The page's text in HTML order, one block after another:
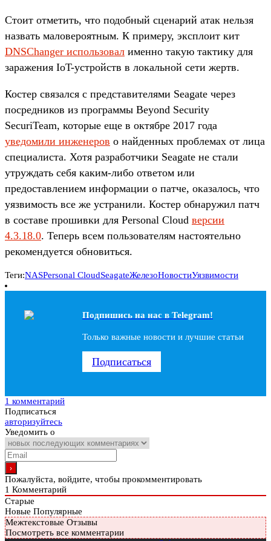
Стоит отметить, что подобный сценарий атак нельзя
назвать маловероятным. К примеру, эксплоит кит
DNSChanger использовал именно такую тактику для
заражения IoT-устройств в локальной сети жертв.
Костер связался с представителями Seagate через
посредников из программы Beyond Security
SecuriTeam, которые еще в октябре 2017 года
уведомили инженеров о найденных проблемах от лица
специалиста. Хотя разработчики Seagate не стали
утруждать себя каким-либо ответом или
предоставлением информации о патче, оказалось, что
уязвимость все же устранили. Костер обнаружил патч
в составе прошивки для Personal Cloud версии
4.3.18.0. Теперь всем пользователям настоятельно
рекомендуется обновиться.
Теги:NASPersonal CloudSeagateЖелезоНовостиУязвимости
Подпишись на наc в Telegram!
Только важные новости и лучшие статьи
Подписаться
1 комментарий
Подписаться
авторизуйтесь
Уведомить о
Пожалуйста, войдите, чтобы прокомментировать
1 Комментарий
Старые
Новые Популярные
Межтекстовые Отзывы
Посмотреть все комментарии